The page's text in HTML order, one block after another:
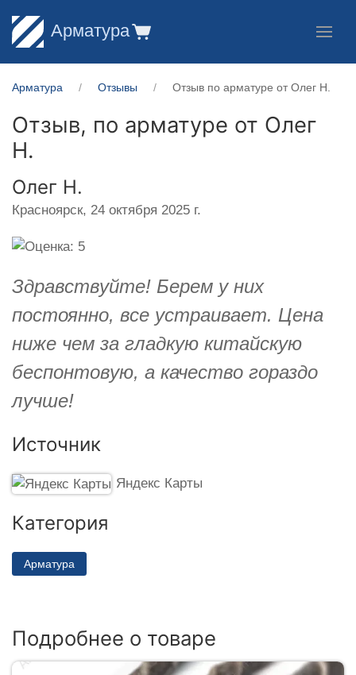
Арматура
Арматура Отзывы Отзыв по арматуре от Олег Н.
Отзыв, по арматуре от Олег
Н.
Олег Н.
Красноярск, 24 октября 2025 г.
Здравствуйте! Берем у них
постоянно, все устраивает. Цена
ниже чем за гладкую китайскую
беспонтовую, а качество гораздо
лучше!
Источник
Яндекс Карты
Категория
Арматура
Подробнее о товаре